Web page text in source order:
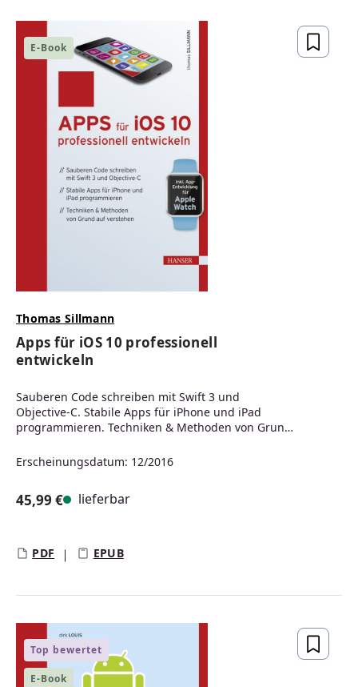
E-Book
Thomas Sillmann
Apps für iOS 10 professionell
entwickeln
Sauberen Code schreiben mit Swift 3 und
Objective-C. Stabile Apps für iPhone und iPad
programmieren. Techniken & Methoden von Grund
Erscheinungsdatum: 12/2016
45,99 € lieferbar
PDF EPUB
Top bewertet
E-Book